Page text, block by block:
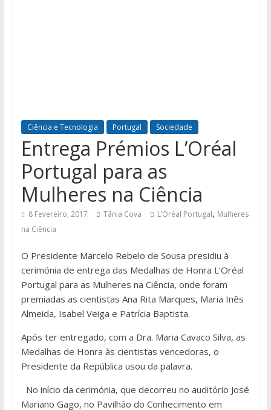
Ciência e Tecnologia Portugal Sociedade
Entrega Prémios L’Oréal
Portugal para as
Mulheres na Ciência
8 Fevereiro, 2017 Tânia Cova L’Oréal Portugal, Mulheres
na Ciência
O Presidente Marcelo Rebelo de Sousa presidiu à
cerimónia de entrega das Medalhas de Honra L’Oréal
Portugal para as Mulheres na Ciência, onde foram
premiadas as cientistas Ana Rita Marques, Maria Inês
Almeida, Isabel Veiga e Patrícia Baptista.
Após ter entregado, com a Dra. Maria Cavaco Silva, as
Medalhas de Honra às cientistas vencedoras, o
Presidente da República usou da palavra.
No início da cerimónia, que decorreu no auditório José
Mariano Gago, no Pavilhão do Conhecimento em